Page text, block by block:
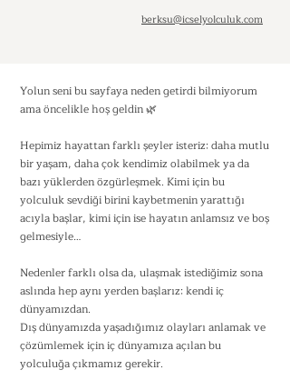
berksu@icselyolculuk.com
Yolun seni bu sayfaya neden getirdi bilmiyorum
ama öncelikle hoş geldin 🌿
Hepimiz hayattan farklı şeyler isteriz: daha mutlu
bir yaşam, daha çok kendimiz olabilmek ya da
bazı yüklerden özgürleşmek. Kimi için bu
yolculuk sevdiği birini kaybetmenin yarattığı
acıyla başlar, kimi için ise hayatın anlamsız ve boş
gelmesiyle…
Nedenler farklı olsa da, ulaşmak istediğimiz sona
aslında hep aynı yerden başlarız: kendi iç
dünyamızdan.
Dış dünyamızda yaşadığımız olayları anlamak ve
çözümlemek için iç dünyamıza açılan bu
yolculuğa çıkmamız gerekir.